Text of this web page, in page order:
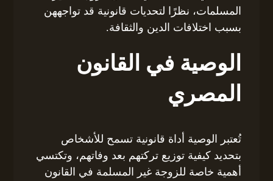
المسلمات، نظرًا لتحديات قانونية قد تواجههن
بسبب اختلافات الدين والثقافة.
الوصية في القانون
المصري
تُعتبر الوصية أداة قانونية تسمح للأشخاص
بتحديد كيفية توزيع تركتهم بعد وفاتهم، وتكتسي
أهمية خاصة للزوجة غير المسلمة في القانون